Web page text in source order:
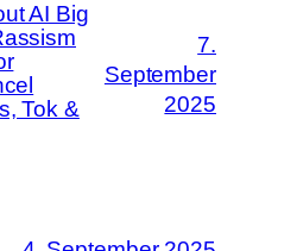
AI Big
Tok &
7.
September
2025